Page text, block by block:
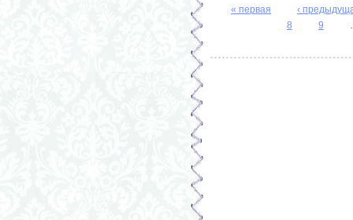
Страницы
« первая
‹
8
9